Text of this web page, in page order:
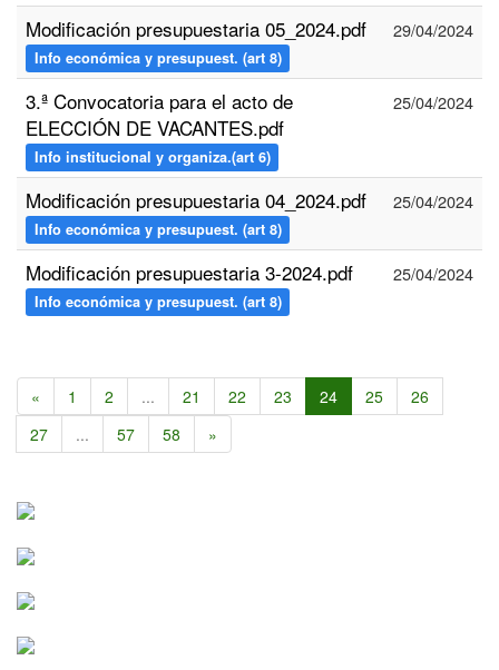
Modificación presupuestaria 05_2024.pdf
Info económica y presupuest. (art 8)
29/04/2024
3.ª Convocatoria para el acto de
ELECCIÓN DE VACANTES.pdf
Info institucional y organiza.(art 6)
25/04/2024
Modificación presupuestaria 04_2024.pdf
Info económica y presupuest. (art 8)
25/04/2024
Modificación presupuestaria 3-2024.pdf
Info económica y presupuest. (art 8)
25/04/2024
« 1 2 ... 21 22 23 24 25
26
27
... 57 58 »